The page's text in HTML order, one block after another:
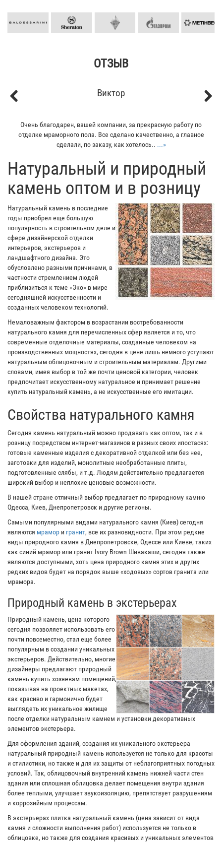
ОТЗЫВ
Кирилл
Мой отец заказывал плитку из гранита для своего дома. Больше
всего понравилось - индивидуальный подход к клиенту. Отец
остался очень доволен......»
​Натуральный и природный
камень оптом и в розницу
Натуральный камень в последние
годы приобрел еще большую
популярность в строительном деле и
сфере дизайнерской отделки
интерьеров, экстерьеров и
ландшафтного дизайна. Это
обусловлено разными причинами, в
частности стремлением людей
приблизиться к теме «Эко» в мире
сегодняшней искусственности и
созданных человеком технологий.
Немаловажным фактором в возрастании востребованности
натурального камня для перечисленных сфер является и то, что
современные отделочные материалы, созданные человеком на
производственных мощностях, сегодня в цене лишь немного уступают
натуральным облицовочным и строительным материалам. Другими
словами, имея выбор в той же почти ценовой категории, человек
предпочитает искусственному натуральное и принимает решение
купить натуральный камень, а не искусственные его имитации.
Свойства натурального камня
Сегодня камень натуральный можно продавать как оптом, так и в
розницу посредством интернет-магазинов в разных своих ипостасях:
готовые каменные изделия с декоративной отделкой или без нее,
заготовки для изделий, монолитные необработанные плиты,
подготовленные слябы, и т.д. Людям действительно предлагается
широкий выбор и неплохие ценовые возможности.
В нашей стране отличный выбор предлагает по природному камню
Одесса, Киев, Днепропетровск и другие регионы.
Самыми популярными видами натурального камня (Киев) сегодня
являются мрамор и гранит, все их разновидности. При этом редкие
виды природного камня в Днепропетровске, Одессе или Киеве, таких
как синий мрамор или гранит Ivory Brown Шивакаши, сегодня также
являются доступными, хоть цена природного камня этих и других
редких видов будет на порядок выше «ходовых» сортов гранита или
мрамора.
Природный камень в экстерьерах
Природный камень, цена которого
сегодня позволяет использовать его
почти повсеместно, стал еще более
популярным в создании уникальных
экстерьеров. Действительно, многие
дизайнеры предлагают природный
камень купить хозяевам помещений,
показывая на проектных макетах,
как красиво и гармонично будет
выглядеть их уникальное жилище
после отделки натуральным камнем и установки декоративных
элементов экстерьера.
Для оформления зданий, создания их уникального экстерьера
натуральный природный камень используется не только для красоты
и стилистики, но также и для их защиты от неблагоприятных погодных
условий. Так, облицовочный внутренний камень нижней части стен
здания или сплошная облицовка делает помещения внутри здания
более теплыми, улучшает звукоизоляцию, препятствует разрушениям
и коррозийным процессам.
В экстерьерах плитка натуральный камень (цена зависит от вида
камня и сложности выполнения работ) используется не только в
облицовке, но также для создания красивых и уникальных элементов